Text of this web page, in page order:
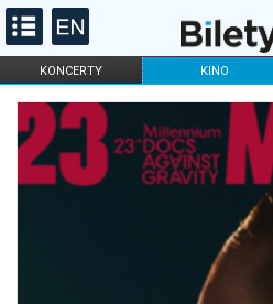
KONCERTY KINO
FILHARMONIA OPERA I BALET
DLA DZIECI
ONLINE